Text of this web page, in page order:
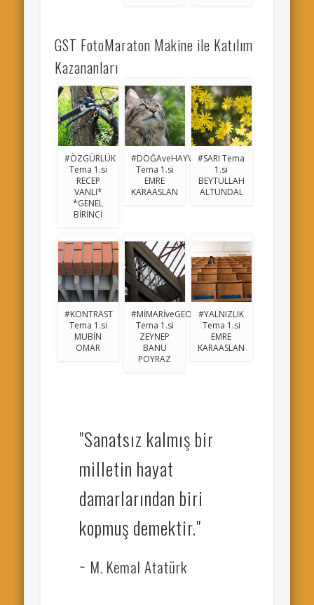
GST FotoMaraton Makine ile Katılım
Kazananları
#ÖZGÜRLÜK
Tema 1.si
RECEP
VANLI*
*GENEL
BİRİNCİ
#DOĞAveHAYVAN
Tema 1.si
EMRE
KARAASLAN
#SARI Tema
1.si
BEYTULLAH
ALTUNDAL
#KONTRAST
Tema 1.si
MUBİN
OMAR
#MİMARİveGEOMETRİ
Tema 1.si
ZEYNEP
BANU
POYRAZ
#YALNIZLIK
Tema 1.si
EMRE
KARAASLAN
"Sanatsız kalmış bir
milletin hayat
damarlarından biri
kopmuş demektir."
~ M. Kemal Atatürk